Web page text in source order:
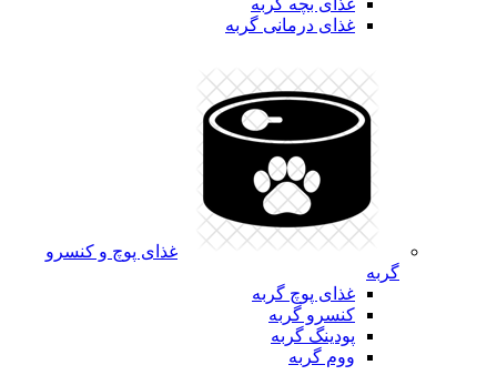
غذای درمانی گربه
غذای پوچ و کنسرو
گربه
غذای پوچ گربه
کنسرو گربه
پودینگ گربه
ووم گربه